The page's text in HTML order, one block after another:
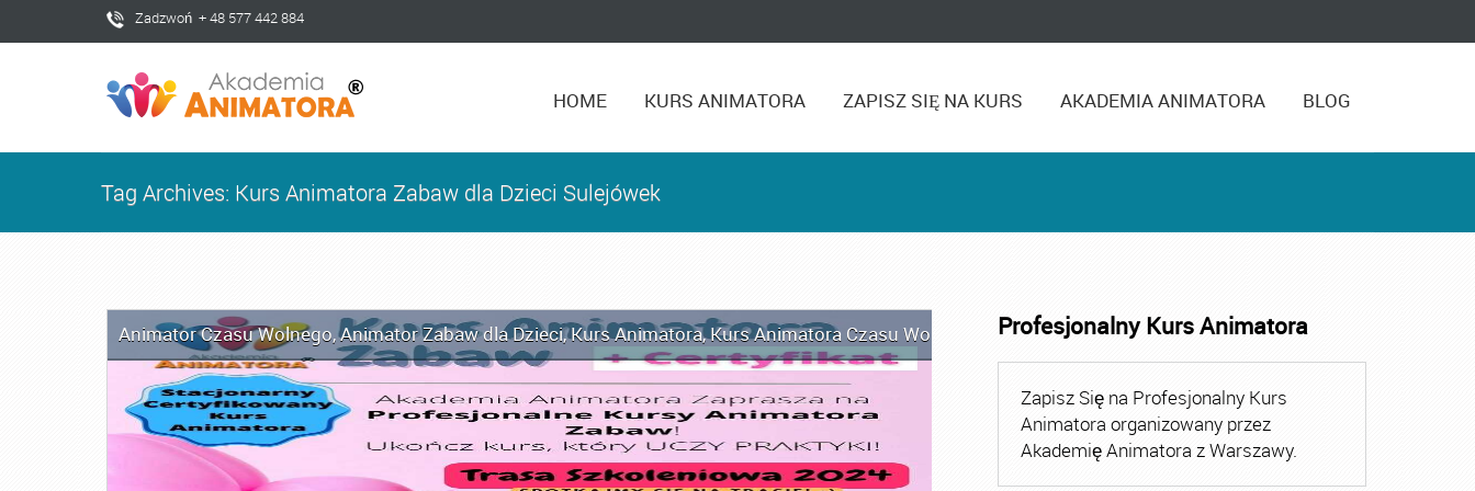
Zadzwoń + 48 577 442 884
HOME KURS ANIMATORA ZAPISZ SIĘ NA KURS AKADEMIA ANIMATORA BLOG
Tag Archives: Kurs Animatora Zabaw dla Dzieci Sulejówek
Animator Czasu Wolnego,Animator Zabaw dla Dzieci,Kurs Animatora,Kurs Animatora Czasu Wolnego Kurs Animatora Czasu Wolnego Warszawa
Profesjonalny Kurs Animatora
Zapisz Się na Profesjonalny Kurs
Animatora organizowany przez
Akademię Animatora z Warszawy.